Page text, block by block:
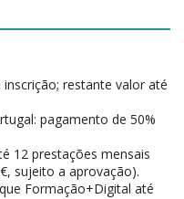
restante valor até
pagamento de 50%
12 prestações mensais
sujeito a aprovação).
Formação+Digital até